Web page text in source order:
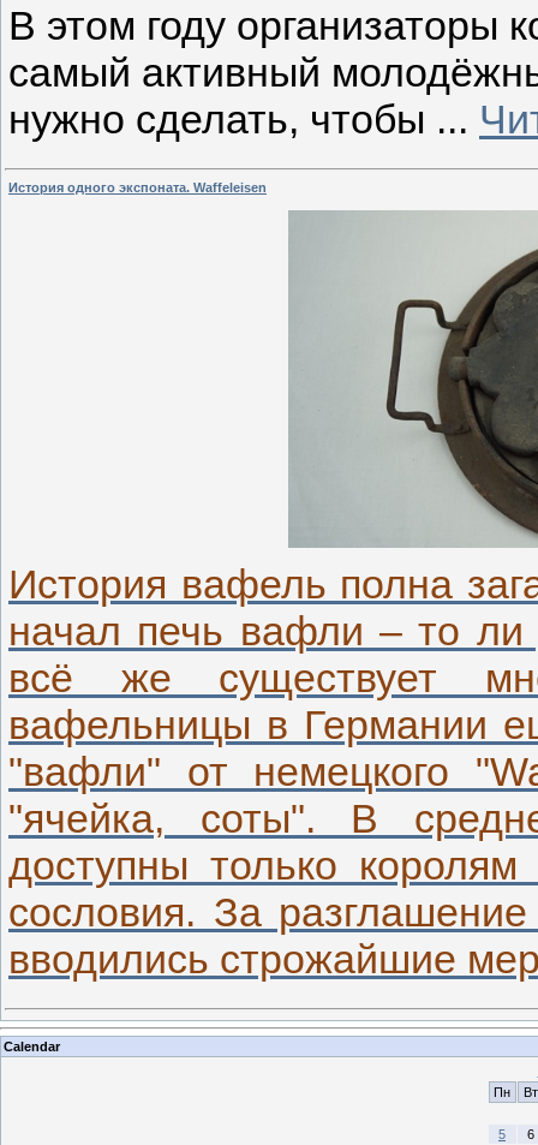
В этом году организаторы
самый активный
нужно сделать, чтобы ...
История одного экспоната. Waffeleisen
История вафель полна
начал печь вафли – то
всё же существует
вафельницы в Германии
"вафли" от немецкого
"ячейка, соты". В
доступны только королям
сословия. За
вводились строжайшие
Calendar
Пн
Вт
5 6